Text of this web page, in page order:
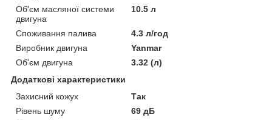
Об'єм масляної системи
двигуна
10.5 л
Споживання палива
4.3 л/год
Виробник двигуна
Yanmar
Об'єм двигуна
3.32 (л)
Додаткові характеристики
Захисний кожух
Так
Рівень шуму
69 дБ